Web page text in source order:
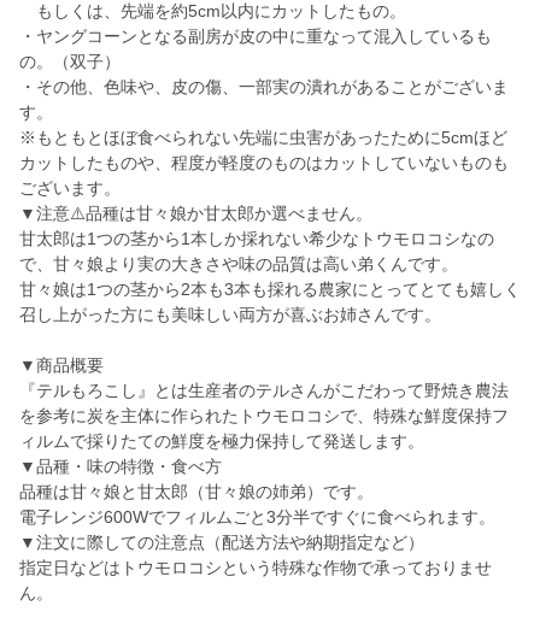
もしくは、先端を約5cm以内にカットしたもの。
・ヤングコーンとなる副房が皮の中に重なって混入しているも
の。（双子）
・その他、色味や、皮の傷、一部実の潰れがあることがございま
す。
※もともとほぼ食べられない先端に虫害があったために5cmほど
カットしたものや、程度が軽度のものはカットしていないものも
ございます。
▼注意⚠️品種は甘々娘か甘太郎か選べません。
甘太郎は1つの茎から1本しか採れない希少なトウモロコシなの
で、甘々娘より実の大きさや味の品質は高い弟くんです。
甘々娘は1つの茎から2本も3本も採れる農家にとってとても嬉しく
召し上がった方にも美味しい両方が喜ぶお姉さんです。
▼商品概要
『テルもろこし』とは生産者のテルさんがこだわって野焼き農法
を参考に炭を主体に作られたトウモロコシで、特殊な鮮度保持フ
ィルムで採りたての鮮度を極力保持して発送します。
▼品種・味の特徴・食べ方
品種は甘々娘と甘太郎（甘々娘の姉弟）です。
電子レンジ600Wでフィルムごと3分半ですぐに食べられます。
▼注文に際しての注意点（配送方法や納期指定など）
指定日などはトウモロコシという特殊な作物で承っておりませ
ん。